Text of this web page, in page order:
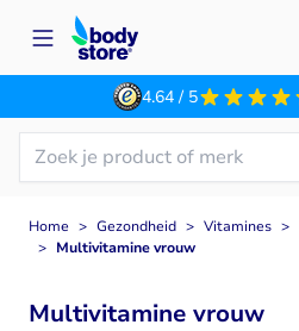
Ga naar de inhoud
4.64 / 5
Home > Gezondheid > Vitamines >
> Multivitamine vrouw
Multivitamine vrouw